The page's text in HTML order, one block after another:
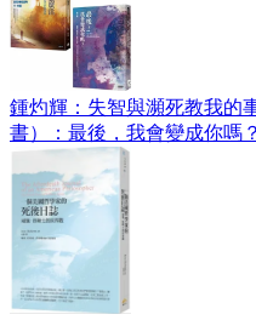
鍾灼輝：失智與瀕死教我的
書）：最後，我會變成你嗎